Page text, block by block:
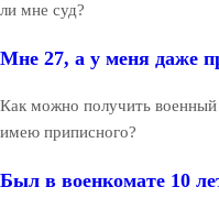
ли мне суд?
Мне 27, а у меня даже
Как можно получить военный
имею приписного?
Был в военкомате 10